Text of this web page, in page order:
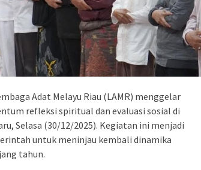
Adat Melayu Riau (LAMR) menggelar
refleksi spiritual dan evaluasi sosial di
Selasa (30/12/2025). Kegiatan ini menjadi
untuk meninjau kembali dinamika
tahun.